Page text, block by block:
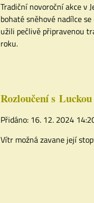
Tradiční novoroční akce v
bohaté sněhové nadílce
užili pečlivě připravenou
roku.
Rozloučení s Luckou
Přidáno: 16. 12. 2024
Vítr možná zavane její